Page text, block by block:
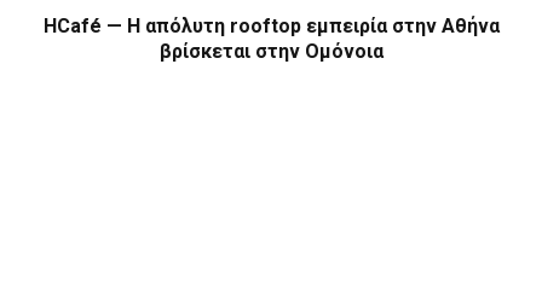
HCafé — Η απόλυτη rooftop εμπειρία στην Αθήνα
βρίσκεται στην Ομόνοια